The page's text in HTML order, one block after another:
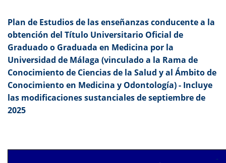
Plan de Estudios de las enseñanzas conducente a la
obtención del Título Universitario Oficial de
Graduado o Graduada en Medicina por la
Universidad de Málaga (vinculado a la Rama de
Conocimiento de Ciencias de la Salud y al Ámbito de
Conocimiento en Medicina y Odontología) - Incluye
las modificaciones sustanciales de septiembre de
2025